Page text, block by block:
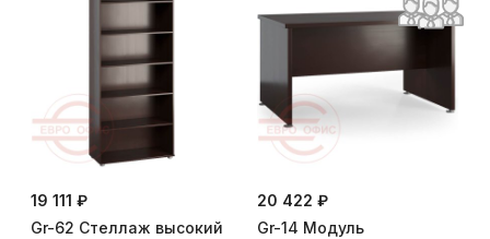
19 111 ₽
Gr-62 Стеллаж высокий
20 422 ₽
Gr-14 Модуль